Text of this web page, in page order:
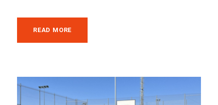
READ MORE